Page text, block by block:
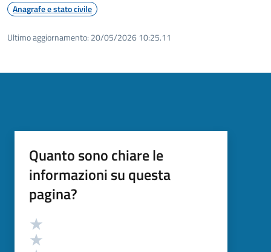
Anagrafe e stato civile
Ultimo aggiornamento: 20/05/2026 10:25.11
Quanto sono chiare le
informazioni su questa
pagina?
Valutazione